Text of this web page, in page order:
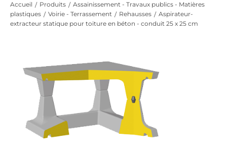
Accueil Produits
Assainissement - Travaux publics - Matières
plastiques
Voirie - Terrassement Rehausses
Aspirateur-
extracteur statique pour toiture en béton - conduit 25 x 25 cm